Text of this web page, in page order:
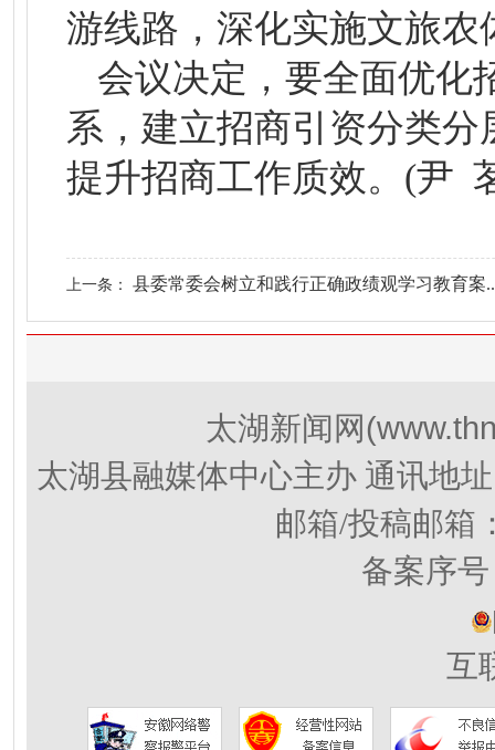
游线路，深化实施文旅
会议决定，要全面优化
系，建立招商引资分类
提升招商工作质效。(尹
上一条： 县委常委会树立和践行正确政绩观学习教育案
太湖新闻网
太湖县融媒体中心主办 通讯地
邮箱/投稿邮箱
备案序
互